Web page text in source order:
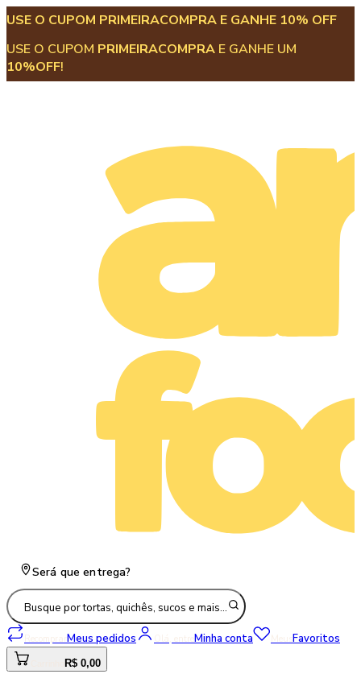
USE O CUPOM PRIMEIRACOMPRA E GANHE 10% OFF
USE O CUPOM PRIMEIRACOMPRA E GANHE UM
10%OFF!
Será que entrega?
Busque por tortas, quichês, sucos e mais…
Recomprar Meus pedidos Olá, entre Minha conta Meus Favoritos
R$ 0,00